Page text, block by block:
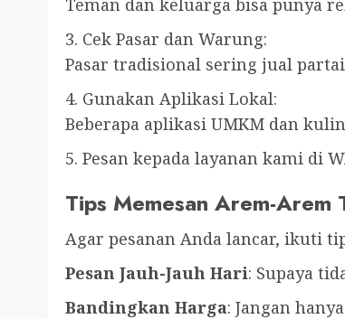
Teman dan keluarga bisa punya
3. Cek Pasar dan Warung:
Pasar tradisional sering jual partai
4. Gunakan Aplikasi Lokal:
Beberapa aplikasi UMKM dan
5. Pesan kepada layanan kami di
Tips Memesan Arem-Arem
Agar pesanan Anda lancar, ikuti
Pesan Jauh-Jauh Hari: Supaya
Bandingkan Harga: Jangan